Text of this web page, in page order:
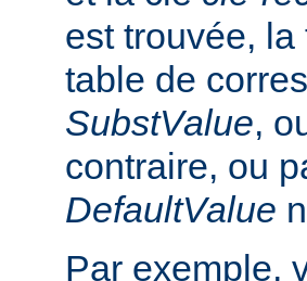
est trouvée,
table de
SubstValue,
contraire, ou
DefaultValue
Par exemple,